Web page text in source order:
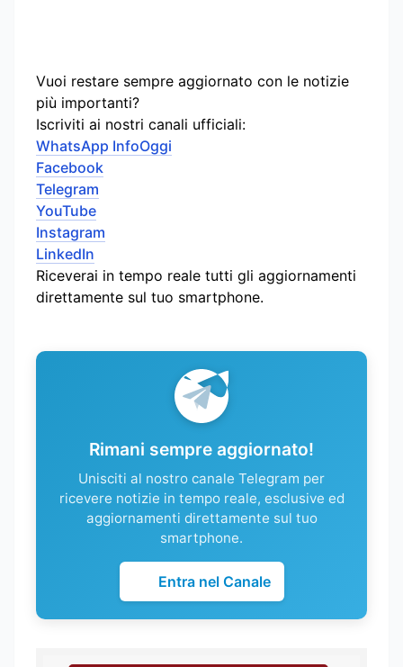
Vuoi restare sempre aggiornato con le notizie
più importanti?
Iscriviti ai nostri canali ufficiali:
WhatsApp InfoOggi
Facebook
Telegram
YouTube
Instagram
LinkedIn
Riceverai in tempo reale tutti gli aggiornamenti
direttamente sul tuo smartphone.
Rimani sempre aggiornato!
Unisciti al nostro canale Telegram per
ricevere notizie in tempo reale, esclusive ed
aggiornamenti direttamente sul tuo
smartphone.
Entra nel Canale